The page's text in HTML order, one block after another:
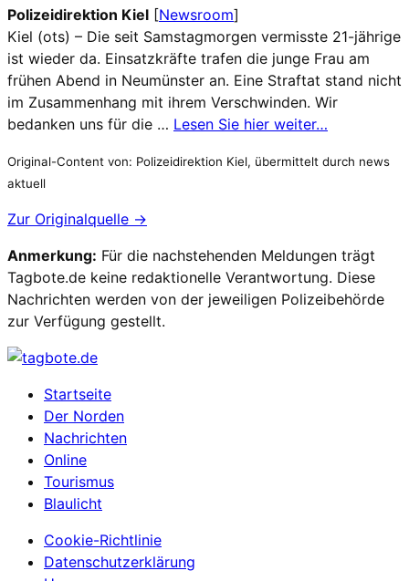
Polizeidirektion Kiel [Newsroom]
Kiel (ots) – Die seit Samstagmorgen vermisste 21-jährige
ist wieder da. Einsatzkräfte trafen die junge Frau am
frühen Abend in Neumünster an. Eine Straftat stand nicht
im Zusammenhang mit ihrem Verschwinden. Wir
bedanken uns für die … Lesen Sie hier weiter…
Original-Content von: Polizeidirektion Kiel, übermittelt durch news
aktuell
Zur Originalquelle →
Anmerkung: Für die nachstehenden Meldungen trägt
Tagbote.de keine redaktionelle Verantwortung. Diese
Nachrichten werden von der jeweiligen Polizeibehörde
zur Verfügung gestellt.
Startseite
Der Norden
Nachrichten
Online
Tourismus
Blaulicht
Cookie-Richtlinie
Datenschutzerklärung